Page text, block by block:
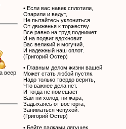
• Если вас навек сплотили,
Озарили и ведут,
Не пытайтесь уклониться
От движенья к торжеству.
Все равно на труд поднимет
И на подвиг вдохновит
Вас великий и могучий,
И надежный наш оплот.
(Григорий Остер)
• Главным делом жизни вашей
Может стать любой пустяк.
Надо только твердо верить,
Что важнее дела нет.
И тогда не помешает
Вам ни холод, ни жара,
Задыхаясь от восторга,
Заниматься чепухой.
(Григорий Остер)
• Бейте палками лягушек.